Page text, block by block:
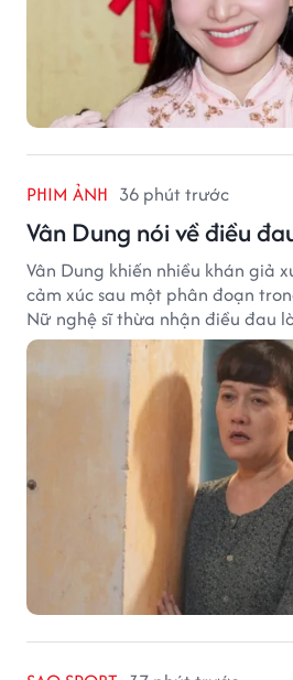
PHIM ẢNH 36 phút trước
Vân Dung nói về điều
Vân Dung khiến nhiều khán giả
cảm xúc sau một phân đoạn
Nữ nghệ sĩ thừa nhận điều đau
mẹ không phải sự nghèo khó,
chứng kiến những tổn thương